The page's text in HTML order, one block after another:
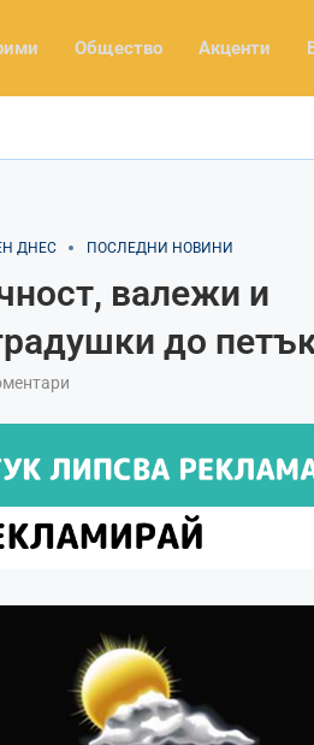
Общество Акценти
ДНЕС ПОСЛЕДНИ НОВИНИ
валежи и
до